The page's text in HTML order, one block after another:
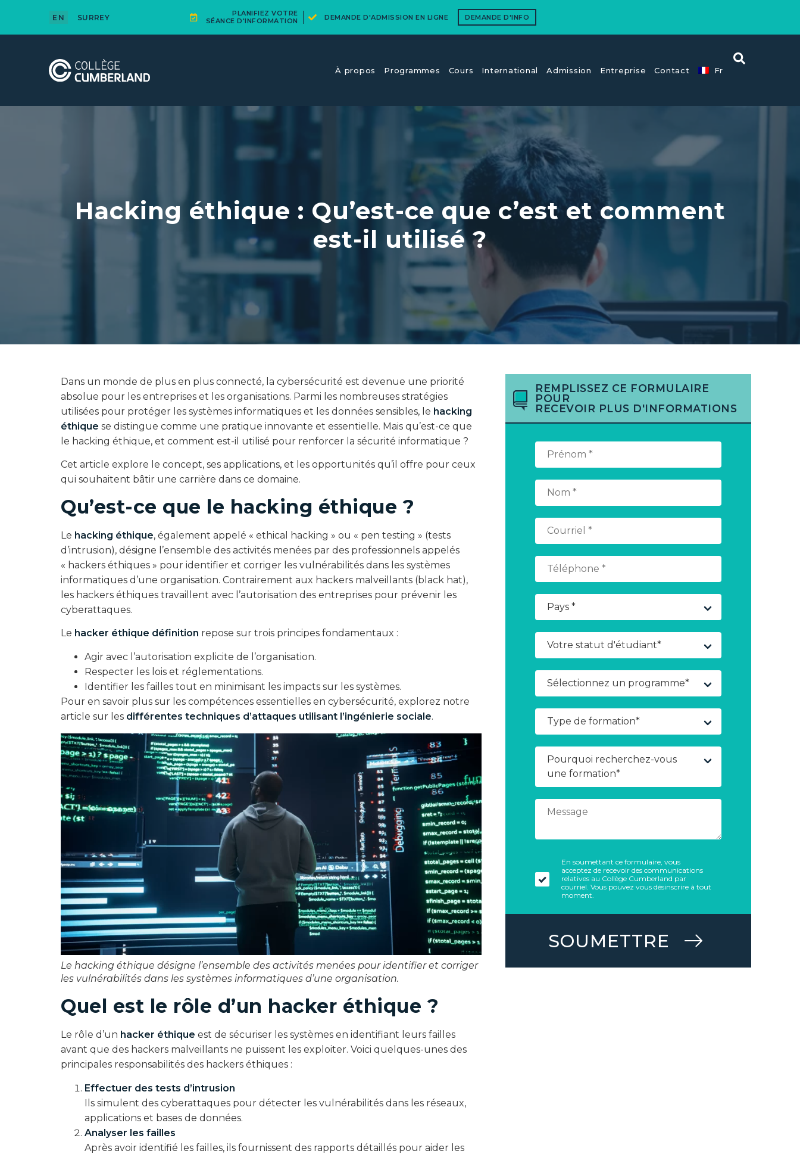
EN SURREY
PLANIFIEZ VOTRE
SÉANCE D'INFORMATION
DEMANDE D'ADMISSION EN LIGNE DEMANDE D'INFO
À propos Programmes Cours​ International Admission Entreprise Contact Fr
Hacking éthique : Qu’est-ce que c’est et comment
est-il utilisé ?
Dans un monde de plus en plus connecté, la cybersécurité est devenue une priorité
absolue pour les entreprises et les organisations. Parmi les nombreuses stratégies
utilisées pour protéger les systèmes informatiques et les données sensibles, le hacking
éthique se distingue comme une pratique innovante et essentielle. Mais qu’est-ce que
le hacking éthique, et comment est-il utilisé pour renforcer la sécurité informatique ?
Cet article explore le concept, ses applications, et les opportunités qu’il offre pour ceux
qui souhaitent bâtir une carrière dans ce domaine.
Qu’est-ce que le hacking éthique ?
Le hacking éthique, également appelé « ethical hacking » ou « pen testing » (tests
d’intrusion), désigne l’ensemble des activités menées par des professionnels appelés
« hackers éthiques » pour identifier et corriger les vulnérabilités dans les systèmes
informatiques d’une organisation. Contrairement aux hackers malveillants (black hat),
les hackers éthiques travaillent avec l’autorisation des entreprises pour prévenir les
cyberattaques.
Le hacker éthique définition repose sur trois principes fondamentaux :
Agir avec l’autorisation explicite de l’organisation.
Respecter les lois et réglementations.
Identifier les failles tout en minimisant les impacts sur les systèmes.
Pour en savoir plus sur les compétences essentielles en cybersécurité, explorez notre
article sur les différentes techniques d’attaques utilisant l’ingénierie sociale.
Le hacking éthique désigne l’ensemble des activités menées pour identifier et corriger
les vulnérabilités dans les systèmes informatiques d’une organisation.
Quel est le rôle d’un hacker éthique ?
Le rôle d’un hacker éthique est de sécuriser les systèmes en identifiant leurs failles
avant que des hackers malveillants ne puissent les exploiter. Voici quelques-unes des
principales responsabilités des hackers éthiques :
Effectuer des tests d’intrusion
Ils simulent des cyberattaques pour détecter les vulnérabilités dans les réseaux,
applications et bases de données.
Analyser les failles
Après avoir identifié les failles, ils fournissent des rapports détaillés pour aider les
REMPLISSEZ CE FORMULAIRE
POUR
RECEVOIR PLUS D'INFORMATIONS
En soumettant ce formulaire, vous
acceptez de recevoir des communications
relatives au Collège Cumberland par
courriel. Vous pouvez vous désinscrire à tout
moment.
SOUMETTRE